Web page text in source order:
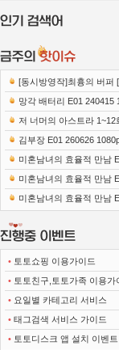
[동시방영작]최흉의 버퍼 [
세계 최강 클랜을 이끈다
망각 배터리 E01 240415
저 너머의 아스트라 1~12
0x1080 x265-10Bit FLACx2)
김부장 E01 260626
미혼남녀의 효율적 만남
p-NEXT
미혼남녀의 효율적 만남
p-NEXT
미혼남녀의 효율적 만남
• 토토쇼핑 이용가이드
• 토토친구,토토가족 이용가
• 요일별 카테고리 서비스
• 태그검색 서비스 가이드
• 토토디스크 앱 설치 이벤트